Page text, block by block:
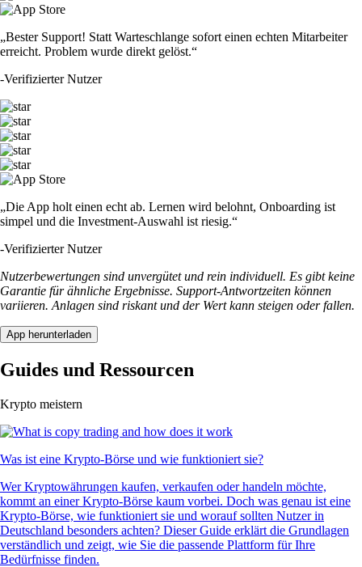
„Bester Support! Statt Warteschlange sofort einen echten Mitarbeiter
erreicht. Problem wurde direkt gelöst.“
-Verifizierter Nutzer
„Die App holt einen echt ab. Lernen wird belohnt, Onboarding ist
simpel und die Investment-Auswahl ist riesig.“
-Verifizierter Nutzer
Nutzerbewertungen sind unvergütet und rein individuell. Es gibt keine
Garantie für ähnliche Ergebnisse. Support-Antwortzeiten können
variieren. Anlagen sind riskant und der Wert kann steigen oder fallen.
App herunterladen
Guides und Ressourcen
Krypto meistern
Was ist eine Krypto-Börse und wie funktioniert sie?
Wer Kryptowährungen kaufen, verkaufen oder handeln möchte,
kommt an einer Krypto-Börse kaum vorbei. Doch was genau ist eine
Krypto-Börse, wie funktioniert sie und worauf sollten Nutzer in
Deutschland besonders achten? Dieser Guide erklärt die Grundlagen
verständlich und zeigt, wie Sie die passende Plattform für Ihre
Bedürfnisse finden.